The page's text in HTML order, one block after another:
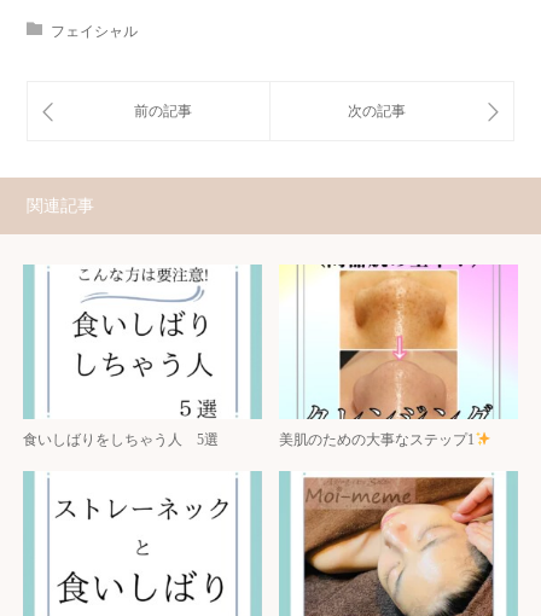
フェイシャル
関連記事
食いしばりをしちゃう人 5選 美肌のための大事なステップ1